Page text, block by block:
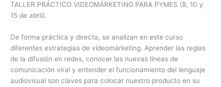
TALLER PRÁCTICO VIDEOMÁRKETING PARA PYMES (8, 10 y
15 de abril).
De forma práctica y directa, se analizan en este curso
diferentes estrategias de vídeomárketing. Aprender las reglas
de la difusión en redes, conocer las nuevas líneas de
comunicación viral y entender el funcionamiento del lenguaje
audiovisual son claves para colocar nuestro producto en su